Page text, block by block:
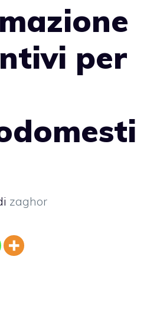
per
zaghor